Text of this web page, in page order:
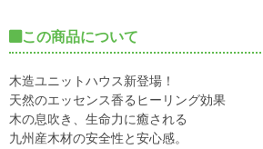
この商品について
木造ユニットハウス新登場！
天然のエッセンス香るヒーリング効果
木の息吹き、生命力に癒される
九州産木材の安全性と安心感。